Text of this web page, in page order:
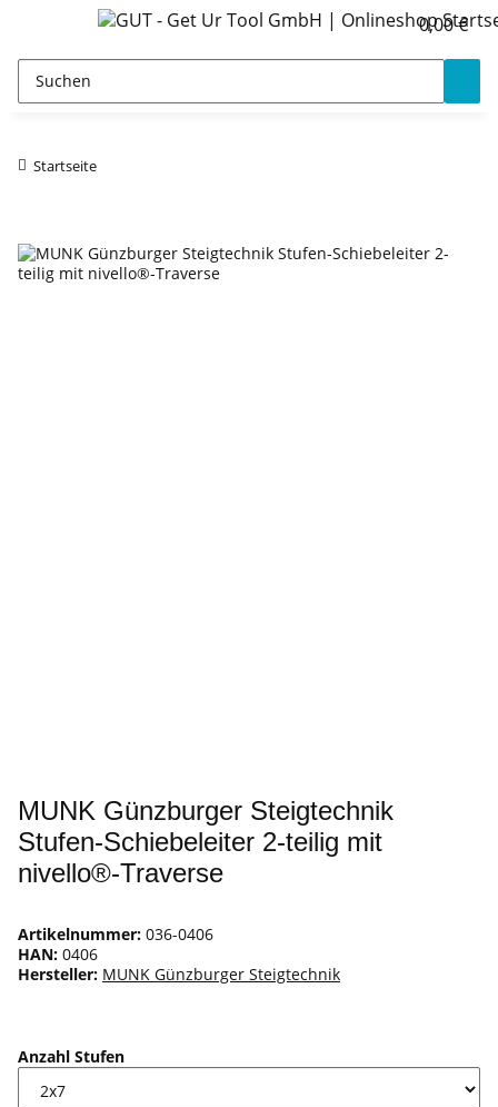
0,00 €
Startseite
MUNK Günzburger Steigtechnik
Stufen-Schiebeleiter 2-teilig mit
nivello®-Traverse
Artikelnummer: 036-0406
HAN: 0406
Hersteller: MUNK Günzburger Steigtechnik
Anzahl Stufen